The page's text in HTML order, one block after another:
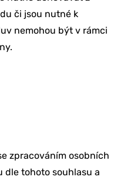
či jsou nutné k
nemohou být v rámci
zpracováním osobních
dle tohoto souhlasu a